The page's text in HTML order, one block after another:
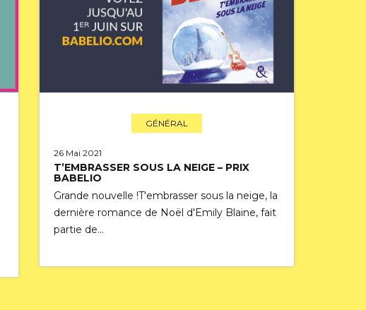
GÉNÉRAL
26 Mai 2021
T’EMBRASSER SOUS LA NEIGE – PRIX
BABELIO
Grande nouvelle !T'embrasser sous la neige, la
dernière romance de Noël d'Emily Blaine, fait
partie de…